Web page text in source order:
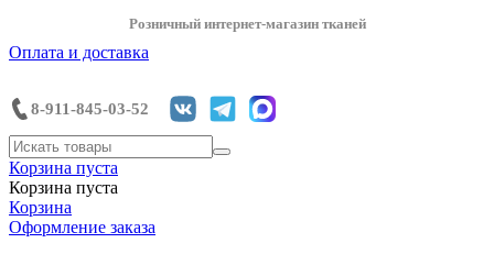
Розничный интернет-магазин тканей
Оплата и доставка
8-911-845-03-52
Корзина пуста
Корзина пуста
Корзина
Оформление заказа